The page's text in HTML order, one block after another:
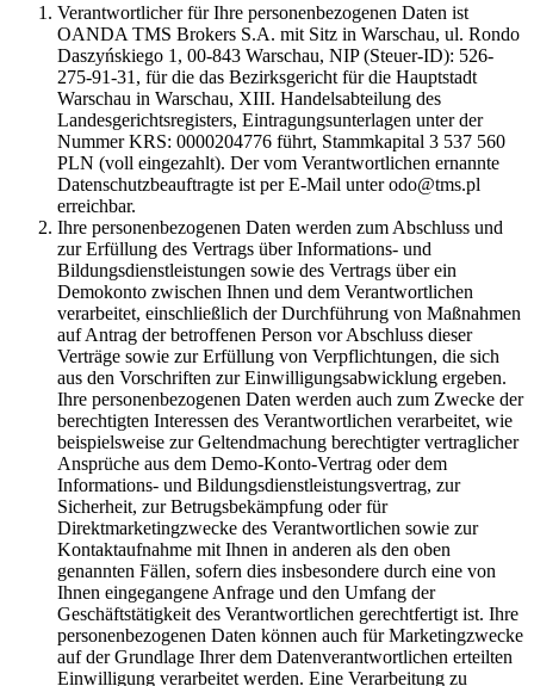
Verantwortlicher für Ihre personenbezogenen Daten ist
OANDA TMS Brokers S.A. mit Sitz in Warschau, ul. Rondo
Daszyńskiego 1, 00-843 Warschau, NIP (Steuer-ID): 526-
275-91-31, für die das Bezirksgericht für die Hauptstadt
Warschau in Warschau, XIII. Handelsabteilung des
Landesgerichtsregisters, Eintragungsunterlagen unter der
Nummer KRS: 0000204776 führt, Stammkapital 3 537 560
PLN (voll eingezahlt). Der vom Verantwortlichen ernannte
Datenschutzbeauftragte ist per E-Mail unter odo@tms.pl
erreichbar.
Ihre personenbezogenen Daten werden zum Abschluss und
zur Erfüllung des Vertrags über Informations- und
Bildungsdienstleistungen sowie des Vertrags über ein
Demokonto zwischen Ihnen und dem Verantwortlichen
verarbeitet, einschließlich der Durchführung von Maßnahmen
auf Antrag der betroffenen Person vor Abschluss dieser
Verträge sowie zur Erfüllung von Verpflichtungen, die sich
aus den Vorschriften zur Einwilligungsabwicklung ergeben.
Ihre personenbezogenen Daten werden auch zum Zwecke der
berechtigten Interessen des Verantwortlichen verarbeitet, wie
beispielsweise zur Geltendmachung berechtigter vertraglicher
Ansprüche aus dem Demo-Konto-Vertrag oder dem
Informations- und Bildungsdienstleistungsvertrag, zur
Sicherheit, zur Betrugsbekämpfung oder für
Direktmarketingzwecke des Verantwortlichen sowie zur
Kontaktaufnahme mit Ihnen in anderen als den oben
genannten Fällen, sofern dies insbesondere durch eine von
Ihnen eingegangene Anfrage und den Umfang der
Geschäftstätigkeit des Verantwortlichen gerechtfertigt ist. Ihre
personenbezogenen Daten können auch für Marketingzwecke
auf der Grundlage Ihrer dem Datenverantwortlichen erteilten
Einwilligung verarbeitet werden. Eine Verarbeitung zu